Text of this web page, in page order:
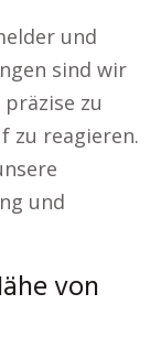
und
sind wir
zu
zu reagieren.
und
von